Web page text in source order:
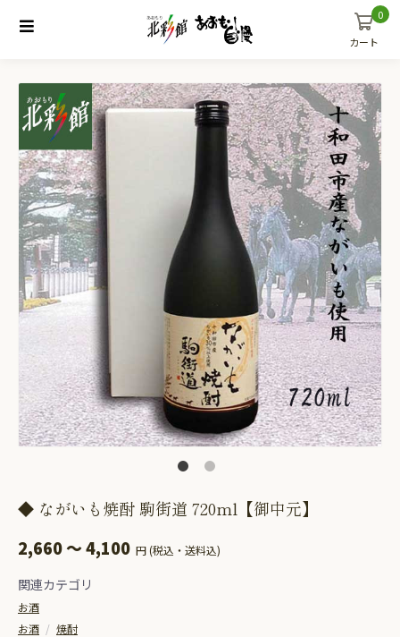
0
カート
◆ ながいも焼酎 駒街道 720ml【御中元】
2,660 ～ 4,100 円 (税込・送料込)
関連カテゴリ
お酒
お酒 / 焼酎